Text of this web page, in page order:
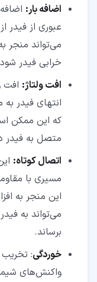
اضافه بار:
عبوری از فیدر
می‌تواند منجر
خرابی فیدر
افت ولتاژ: افت
انتهای فیدر به
که این ممکن
متصل به فیدر
اتصال کوتاه:
مسیری با
این منجر به
می‌تواند به
برساند.
خوردگی: تخریب
واکنش‌های